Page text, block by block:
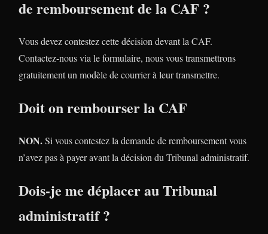
de remboursement de la CAF ?
Vous devez contestez cette décision devant la CAF.
Contactez-nous via le formulaire, nous vous transmettrons
gratuitement un modèle de courrier à leur transmettre.
Doit on rembourser la CAF
NON.Si vous contestez la demande de remboursement vous
n’avez pas à payer avant la décision du Tribunal administratif.
Dois-je me déplacer au Tribunal
administratif ?